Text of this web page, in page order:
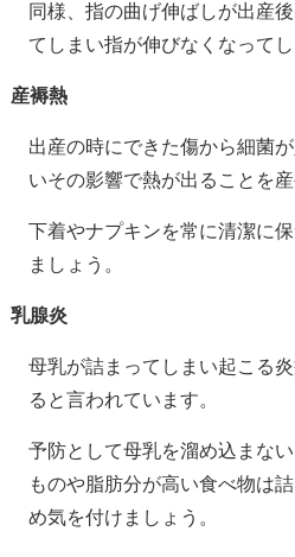
同様、指の曲げ伸ばしが出産
てしまい指が伸びなくなってし
産褥熱
出産の時にできた傷から細菌
いその影響で熱が出ることを産
下着やナプキンを常に清潔に
ましょう。
乳腺炎
母乳が詰まってしまい起こる
ると言われています。
予防として母乳を溜め込まな
ものや脂肪分が高い食べ物は
め気を付けましょう。